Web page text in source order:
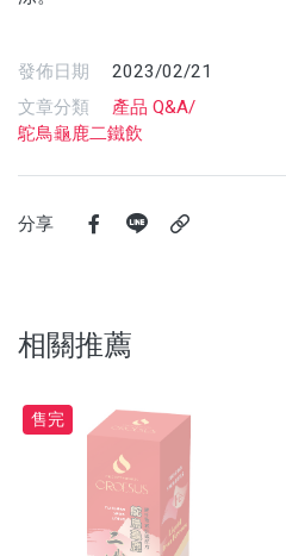
發佈日期
2023/02/21
文章分類
產品 Q&A/
鴕鳥龜鹿二鐵飲
分享
相關推薦
售完